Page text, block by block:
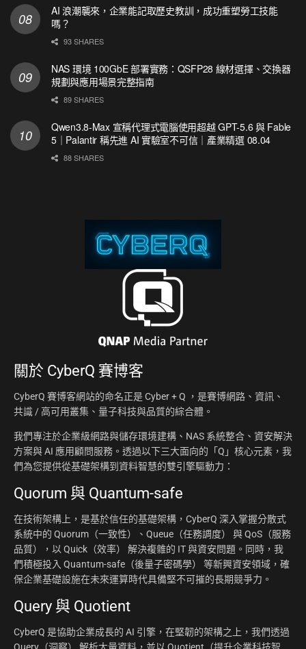
AI 浪潮襲來，企業能記取歷史教訓，成功重塑勞工技能
嗎？
93 SHARES
NAS 環境 100GbE 部署實務：QSFP28 線材選擇、交換器
規劃與應用場景完整指南
89 SHARES
Qwen3.8-Max 宣稱代理式電腦使用超越 GPT-5.6 與 Fable
5｜Palantir 稱先進 AI 實驗室不可信｜產業精選 08.04
88 SHARES
關於 CyberQ 賽博客
CyberQ 賽博客網站的命名正是 Cyber + Q ，是賽博網路、資訊、
共識 / 高可用叢集、量子科技與品質的綜合體。
我們專注於企業級網路與儲存環境建構、NAS 系統整合、資安解決
方案與 AI 應用顧問服務。透過以下三大面向的「Q」核心元素，我
們為您提供從基礎架構到資料智慧的雙引擎驅動力：
Quorum 與 Quantum-safe
在技術架構上，是基於信任的基礎架構，CyberQ 深入掌握分散式
系統中的 Quorum（一致性）、Queue（任務調度） 與 QoS（服務
品質），以 Quick（效率） 解決複雜的 IT 與資安問題。同時，我
們積極投入 Quantum-safe（後量子密碼學） 等新興資安領域，確
保企業基礎設施在未來運算時代具備堅不可摧的長期競爭力。
Query 與 Quotient
CyberQ 是協助企業成長的 AI 引擎，在堅韌的架構之上，我們透過